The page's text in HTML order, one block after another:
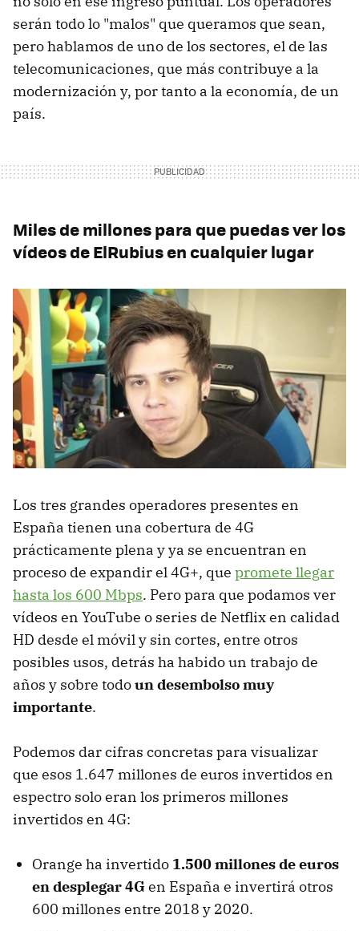
serán todo lo "malos" que queramos que sean,
pero hablamos de uno de los sectores, el de las
telecomunicaciones, que más contribuye a la
modernización y, por tanto a la economía, de un
país.
Miles de millones para que puedas ver los
vídeos de ElRubius en cualquier lugar
Los tres grandes operadores presentes en
España tienen una cobertura de 4G
prácticamente plena y ya se encuentran en
proceso de expandir el 4G+, que promete llegar
hasta los 600 Mbps. Pero para que podamos ver
vídeos en YouTube o series de Netflix en calidad
HD desde el móvil y sin cortes, entre otros
posibles usos, detrás ha habido un trabajo de
años y sobre todoun desembolso muy
importante.
Podemos dar cifras concretas para visualizar
que esos 1.647 millones de euros invertidos en
espectro solo eran los primeros millones
invertidos en 4G:
Orange ha invertido 1.500 millones de euros
en desplegar 4Gen España e invertirá otros
600 millones entre 2018 y 2020.